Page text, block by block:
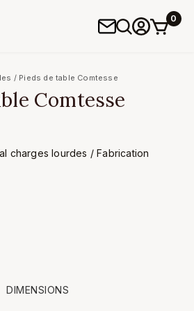
0
/ Pieds de table Comtesse
Comtesse
charges lourdes / Fabrication
DIMENSIONS